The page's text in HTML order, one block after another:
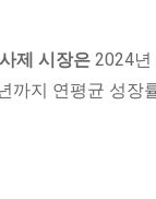
제 시장은 2024년
지 연평균 성장